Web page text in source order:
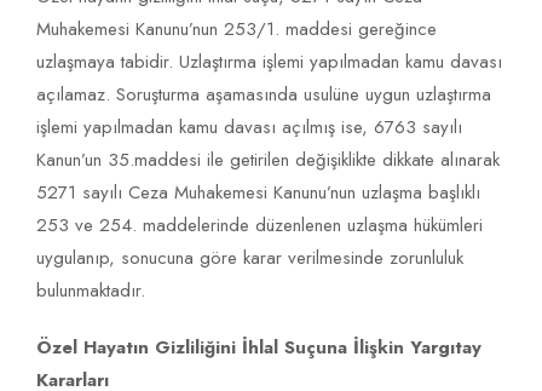
Muhakemesi Kanunu’nun 253/1. maddesi gereğince
uzlaşmaya tabidir. Uzlaştırma işlemi yapılmadan kamu davası
açılamaz. Soruşturma aşamasında usulüne uygun uzlaştırma
işlemi yapılmadan kamu davası açılmış ise, 6763 sayılı
Kanun’un 35.maddesi ile getirilen değişiklikte dikkate alınarak
5271 sayılı Ceza Muhakemesi Kanunu’nun uzlaşma başlıklı
253 ve 254. maddelerinde düzenlenen uzlaşma hükümleri
uygulanıp, sonucuna göre karar verilmesinde zorunluluk
bulunmaktadır.
Özel Hayatın Gizliliğini İhlal Suçuna İlişkin Yargıtay
Kararları